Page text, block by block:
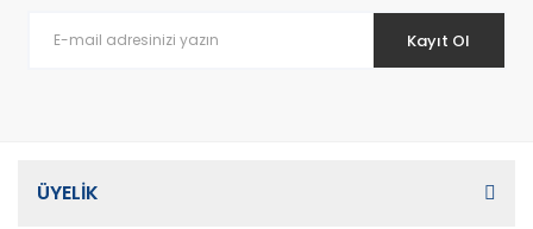
Kayıt Ol
ÜYELİK